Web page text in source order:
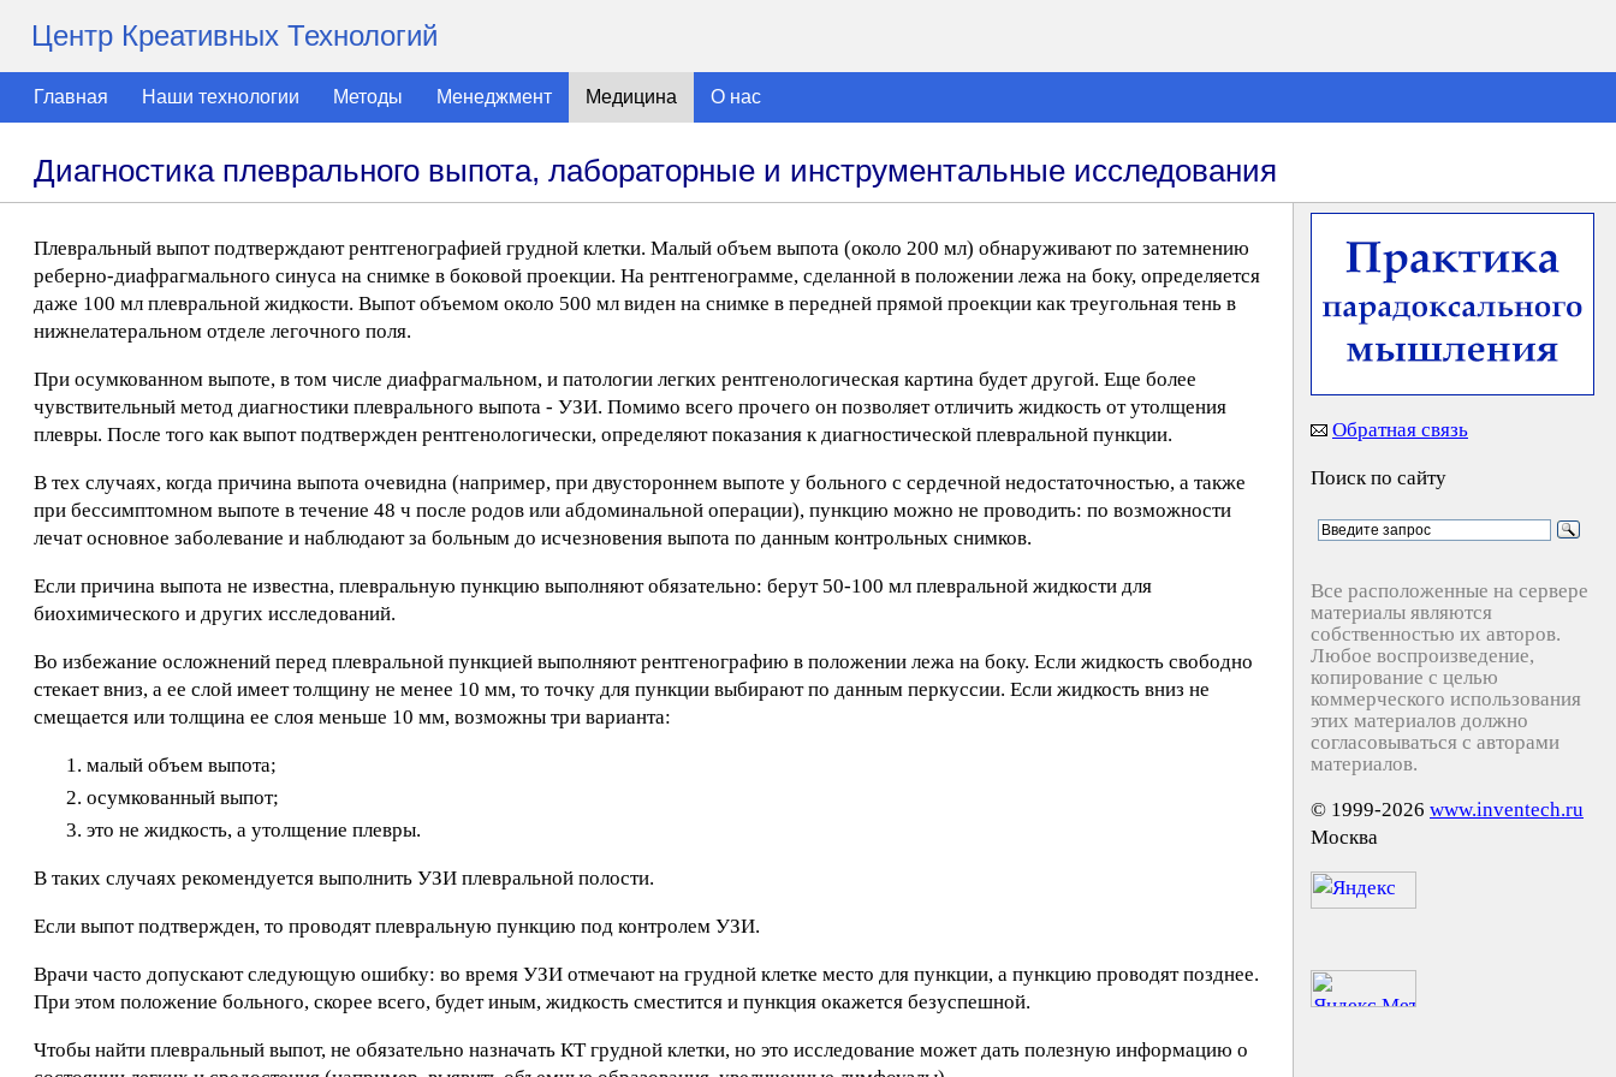
Центр Креативных Технологий
Главная Наши технологии Методы Менеджмент Медицина О нас
Диагностика плеврального выпота, лабораторные и инструментальные исследования
Плевральный выпот подтверждают рентгенографией грудной клетки. Малый объем выпота (около 200 мл) обнаруживают по затемнению
реберно-диафрагмального синуса на снимке в боковой проекции. На рентгенограмме, сделанной в положении лежа на боку, определяется
даже 100 мл плевральной жидкости. Выпот объемом около 500 мл виден на снимке в передней прямой проекции как треугольная тень в
нижнелатеральном отделе легочного поля.
При осумкованном выпоте, в том числе диафрагмальном, и патологии легких рентгенологическая картина будет другой. Еще более
чувствительный метод диагностики плеврального выпота - УЗИ. Помимо всего прочего он позволяет отличить жидкость от утолщения
плевры. После того как выпот подтвержден рентгенологически, определяют показания к диагностической плевральной пункции.
В тех случаях, когда причина выпота очевидна (например, при двустороннем выпоте у больного с сердечной недостаточностью, а также
при бессимптомном выпоте в течение 48 ч после родов или абдоминальной операции), пункцию можно не проводить: по возможности
лечат основное заболевание и наблюдают за больным до исчезновения выпота по данным контрольных снимков.
Если причина выпота не известна, плевральную пункцию выполняют обязательно: берут 50-100 мл плевральной жидкости для
биохимического и других исследований.
Во избежание осложнений перед плевральной пункцией выполняют рентгенографию в положении лежа на боку. Если жидкость свободно
стекает вниз, а ее слой имеет толщину не менее 10 мм, то точку для пункции выбирают по данным перкуссии. Если жидкость вниз не
смещается или толщина ее слоя меньше 10 мм, возможны три варианта:
малый объем выпота;
осумкованный выпот;
это не жидкость, а утолщение плевры.
В таких случаях рекомендуется выполнить УЗИ плевральной полости.
Если выпот подтвержден, то проводят плевральную пункцию под контролем УЗИ.
Врачи часто допускают следующую ошибку: во время УЗИ отмечают на грудной клетке место для пункции, а пункцию проводят позднее.
При этом положение больного, скорее всего, будет иным, жидкость сместится и пункция окажется безуспешной.
Чтобы найти плевральный выпот, не обязательно назначать КТ грудной клетки, но это исследование может дать полезную информацию о
Обратная связь
Поиск по сайту
Все расположенные на сервере
материалы являются
собственностью их авторов.
Любое воспроизведение,
копирование с целью
коммерческого использования
этих материалов должно
согласовываться с авторами
материалов.
© 1999-2026 www.inventech.ru
Москва